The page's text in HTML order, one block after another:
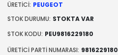
ÜRETICI: PEUGEOT
STOK DURUMU: STOKTA VAR
STOK KODU: PEU9816229180
ÜRETICI PARTI NUMARASI: 9816229180